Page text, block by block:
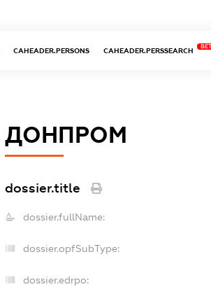
CAHEADER.PERSONS CAHEADER.PERSSEARCH
ДОНПРОМ
dossier.title
dossier.fullName:
dossier.opfSubType:
dossier.edrpo: